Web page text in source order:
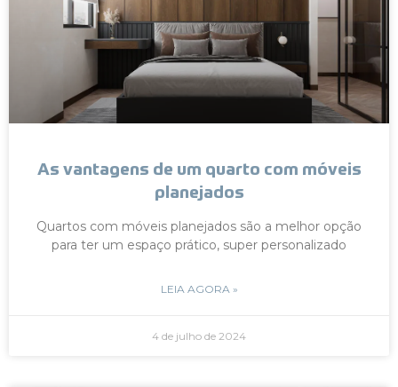
As vantagens de um quarto com móveis
planejados
Quartos com móveis planejados são a melhor opção
para ter um espaço prático, super personalizado
LEIA AGORA »
4 de julho de 2024